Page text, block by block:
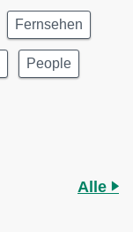
Fernsehen
People
Alle